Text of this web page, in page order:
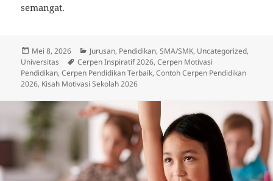
semangat.
Diposkan
pada
Mei 8, 2026 Kategori
Jurusan, Pendidikan,SMA/SMK, Uncategorized,
Universitas
Tag
Cerpen Inspiratif 2026,Cerpen Motivasi
Pendidikan,Cerpen Pendidikan Terbaik,Contoh Cerpen Pendidikan
2026, Kisah Motivasi Sekolah 2026